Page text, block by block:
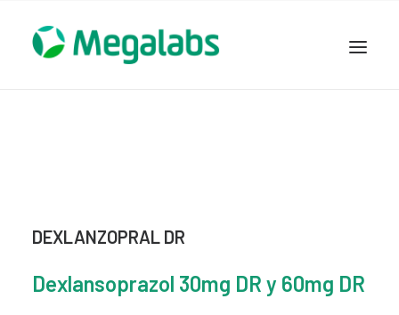
ICLOS
DEXLANZOPRAL DR
Dexlansoprazol 30mg DR y 60mg DR